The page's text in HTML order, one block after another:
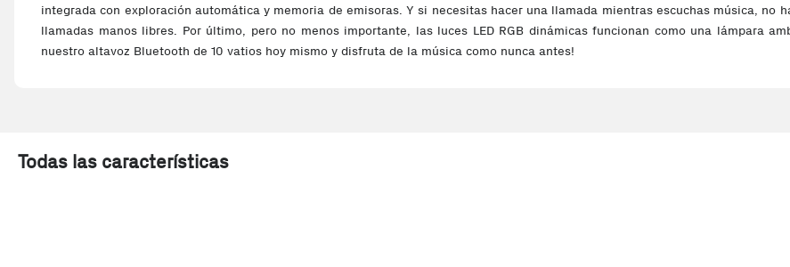
integrada con exploración automática y memoria de emisoras. Y si necesitas hacer una llamada mientras escuchas música, no
llamadas manos libres. Por último, pero no menos importante, las luces LED RGB dinámicas funcionan como una lámpara
nuestro altavoz Bluetooth de 10 vatios hoy mismo y disfruta de la música como nunca antes!
Todas las características